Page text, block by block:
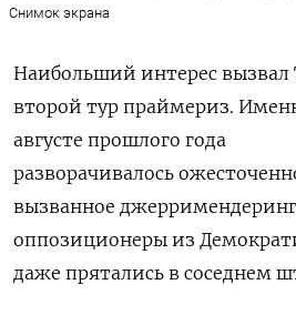
Снимок экрана
Наибольший интерес вызвал
второй тур праймериз.
августе прошлого года
разворачивалось
вызванное
оппозиционеры из
даже прятались в соседнем